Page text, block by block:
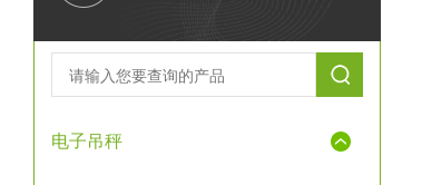
电子吊秤